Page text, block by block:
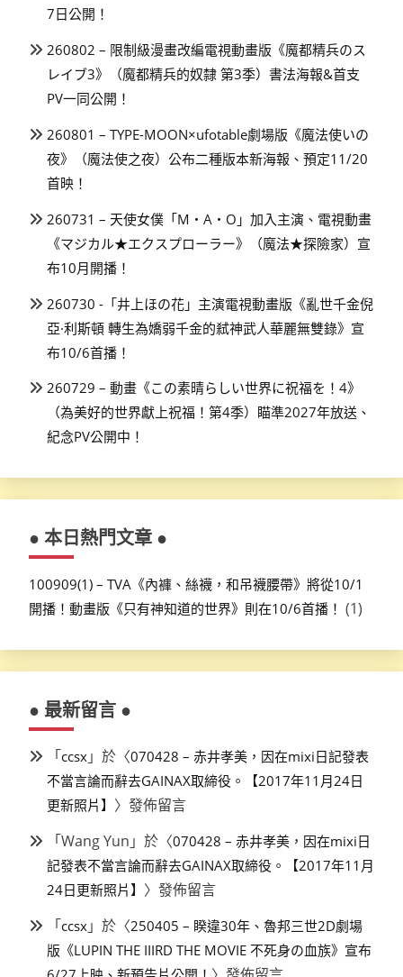
7日公開！
260802 – 限制級漫畫改編電視動畫版《魔都精兵のス
レイブ3》（魔都精兵的奴隸 第3季）書法海報&首支
PV一同公開！
260801 – TYPE-MOON×ufotable劇場版《魔法使いの
夜》（魔法使之夜）公布二種版本新海報、預定11/20
首映！
260731 – 天使女僕「M・A・O」加入主演、電視動畫
《マジカル★エクスプローラー》（魔法★探險家）宣
布10月開播！
260730 -「井上ほの花」主演電視動畫版《亂世千金倪
亞·利斯頓 轉生為嬌弱千金的弒神武人華麗無雙錄》宣
布10/6首播！
260729 – 動畫《この素晴らしい世界に祝福を！4》
（為美好的世界獻上祝福！第4季）瞄準2027年放送、
紀念PV公開中！
● 本日熱門文章 ●
100909(1) – TVA《內褲、絲襪，和吊襪腰帶》將從10/1
開播！動畫版《只有神知道的世界》則在10/6首播！ (1)
● 最新留言 ●
「ccsx 」於〈070428 – 赤井孝美，因在mixi日記發表
不當言論而辭去GAINAX取締役。【2017年11月24日
更新照片】 〉發佈留言
「Wang Yun 」於〈070428 – 赤井孝美，因在mixi日
記發表不當言論而辭去GAINAX取締役。【2017年11月
24日更新照片】 〉發佈留言
「ccsx 」於〈250405 – 睽違30年、魯邦三世2D劇場
版《LUPIN THE IIIRD THE MOVIE 不死身の血族》宣布